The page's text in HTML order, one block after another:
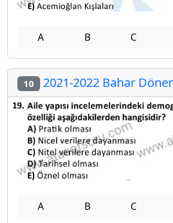
A B C
10 2021-2022 Bahar
A B C